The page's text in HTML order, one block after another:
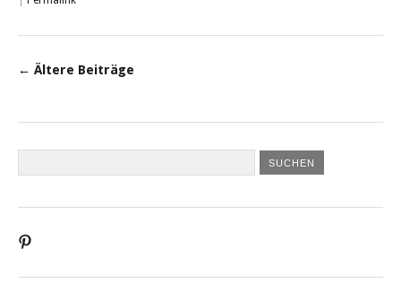
← Ältere Beiträge